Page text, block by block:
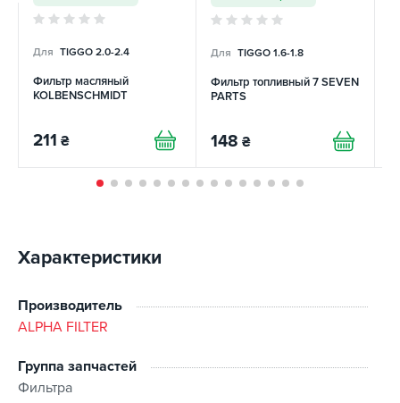
Для TIGGO 2.0-2.4
Фильтр масляный
KOLBENSCHMIDT
211 ₴
Для TIGGO 1.6-1.8
Фильтр топливный 7 SEVEN
PARTS
148 ₴
Характеристики
Производитель
ALPHA FILTER
Группа запчастей
Фильтра